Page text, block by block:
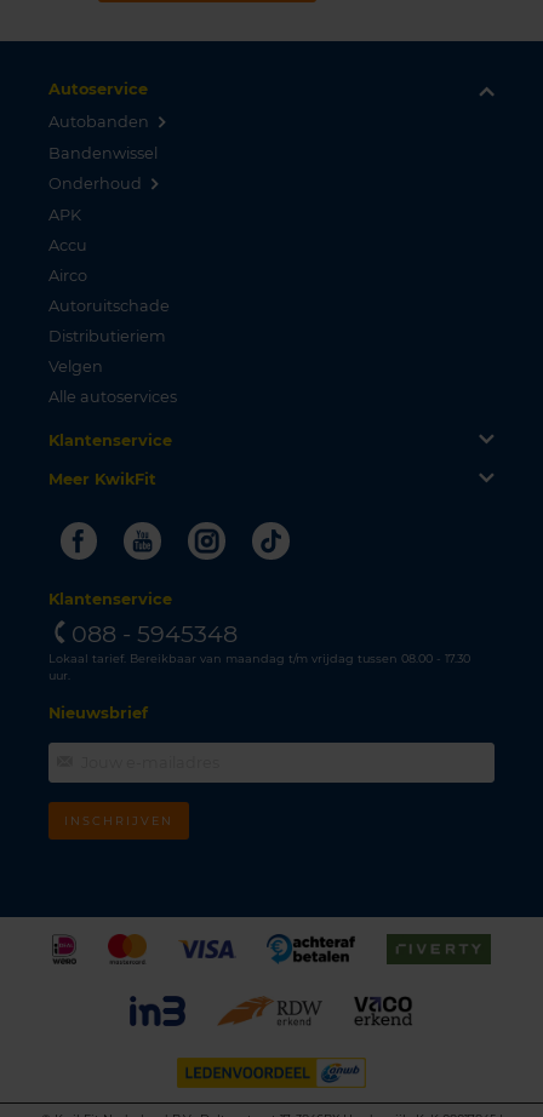
Autoservice
Autobanden
Bandenwissel
Onderhoud
APK
Accu
Airco
Autoruitschade
Distributieriem
Velgen
Alle autoservices
Klantenservice
Meer KwikFit
FacebookYoutubeInstagram
Tiktok
Klantenservice
088 - 5945348
Lokaal tarief. Bereikbaar van maandag t/m vrijdag tussen 08.00 - 17.30
uur.
Nieuwsbrief
INSCHRIJVEN